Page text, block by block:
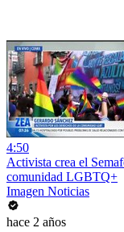
4:50
Activista crea el
comunidad LGBTQ+
Imagen Noticias
hace 2 años